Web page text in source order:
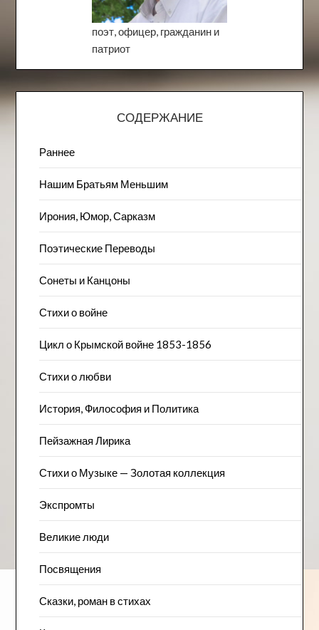
поэт, офицер, гражданин и
патриот
СОДЕРЖАНИЕ
Раннее
Нашим Братьям Меньшим
Ирония, Юмор, Сарказм
Поэтические Переводы
Сонеты и Канцоны
Стихи о войне
Цикл о Крымской войне 1853-1856
Стихи о любви
История, Философия и Политика
Пейзажна​я Лирика
Стихи о Музыке — Золотая коллекция
Экспромты
Великие люди
Посвящения
Сказки, роман в стихах